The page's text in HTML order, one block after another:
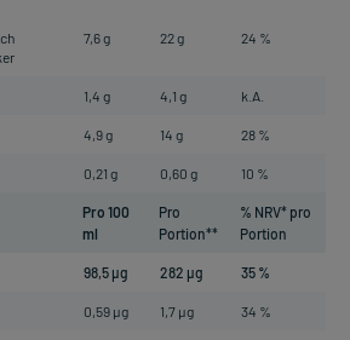
7,6 g 22 g 24 %
1,4 g 4,1 g k.A.
4,9 g 14 g 28 %
0,21 g 0,60 g 10 %
Pro 100
ml
Pro
Portion**
% NRV* pro
Portion
98,5 µg 282 µg 35 %
0,59 µg 1,7 µg 34 %